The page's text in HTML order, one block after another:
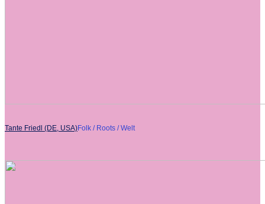
Tante Friedl (DE, USA)Folk / Roots / Welt